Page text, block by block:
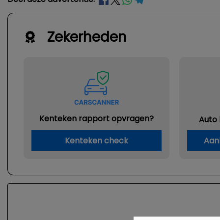
Zekerheden
Kenteken rapport opvragen?
Kenteken check
Auto